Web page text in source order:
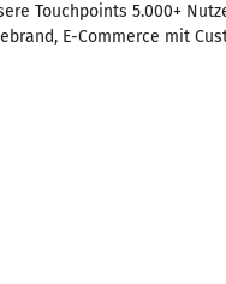
Touchpoints 5.000+
E-Commerce mit